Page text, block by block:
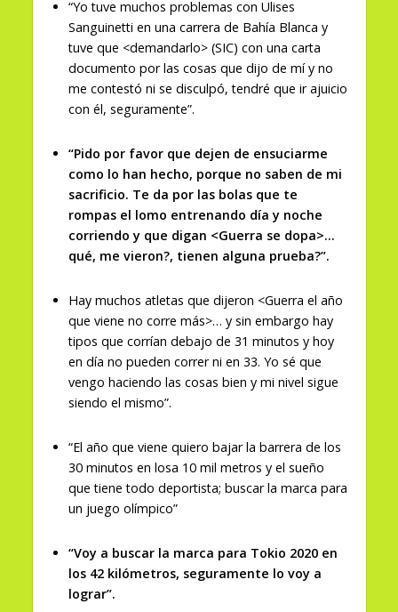
“Yo tuve muchos problemas con Ulises
Sanguinetti en una carrera de Bahía Blanca y
tuve que <demandarlo> (SIC) con una carta
documento por las cosas que dijo de mí y no
me contestó ni se disculpó, tendré que ir ajuicio
con él, seguramente”.
“Pido por favor que dejen de ensuciarme
como lo han hecho, porque no saben de mi
sacrificio. Te da por las bolas que te
rompas el lomo entrenando día y noche
corriendo y que digan <Guerra se dopa>…
qué, me vieron?, tienen alguna prueba?”.
Hay muchos atletas que dijeron <Guerra el año
que viene no corre más>… y sin embargo hay
tipos que corrían debajo de 31 minutos y hoy
en día no pueden correr ni en 33. Yo sé que
vengo haciendo las cosas bien y mi nivel sigue
siendo el mismo”.
“El año que viene quiero bajar la barrera de los
30 minutos en losa 10 mil metros y el sueño
que tiene todo deportista; buscar la marca para
un juego olímpico”
“Voy a buscar la marca para Tokio 2020 en
los 42 kilómetros, seguramente lo voy a
lograr”.